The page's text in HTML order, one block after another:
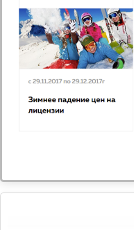
Летом 2017-го
бывший сотрудник